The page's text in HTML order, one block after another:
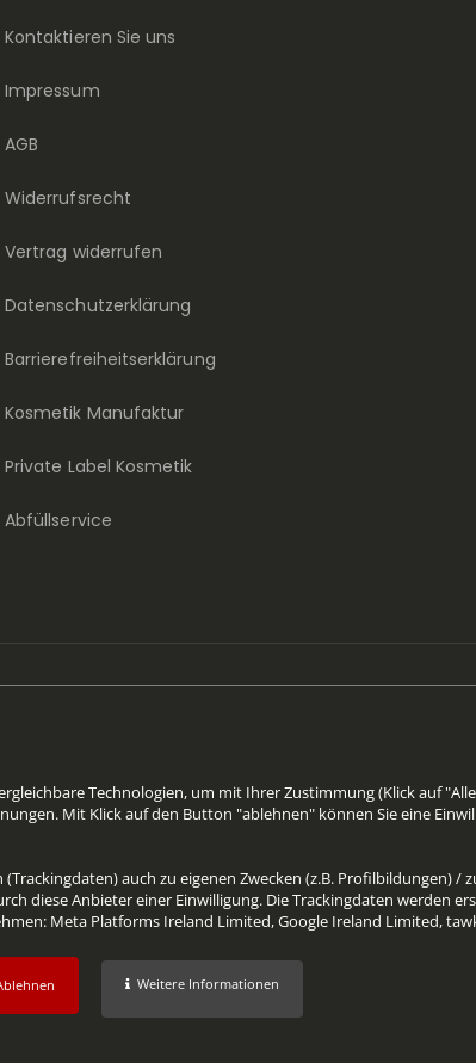
Technologien, um mit Ihrer Zustimmung (Klick auf
Mit Klick auf den Button "ablehnen" können Sie eine
auch zu eigenen Zwecken (z.B. Profilbildungen)
diese Anbieter einer Einwilligung. Die Trackingdaten werden
Meta Platforms Ireland Limited, Google Ireland Limited,
Weitere Informationen
Kontaktieren Sie uns
Impressum
AGB
Widerrufsrecht
Vertrag widerrufen
Datenschutzerklärung
Barrierefreiheitserklärung
Kosmetik Manufaktur
Private Label Kosmetik
Abfüllservice